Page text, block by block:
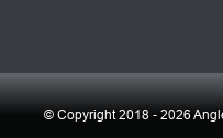
© Copyright 2018 - 2026